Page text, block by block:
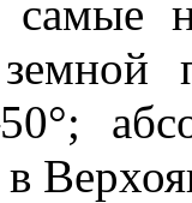
самые